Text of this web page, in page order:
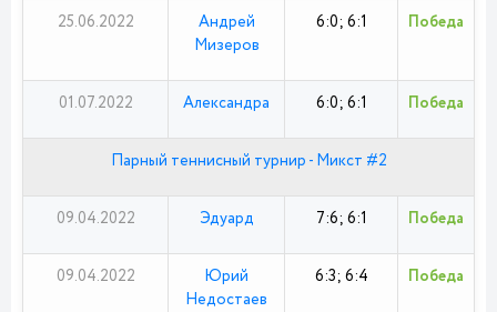
25.06.2022
Андрей
Мизеров
6:0; 6:1 Победа
01.07.2022 Александра 6:0; 6:1 Победа
Парный теннисный турнир - Микст #2
09.04.2022 Эдуард 7:6; 6:1 Победа
09.04.2022
Юрий
Недостаев
6:3; 6:4 Победа